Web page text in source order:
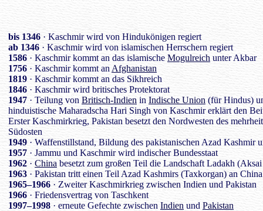
bis 1346 · Kaschmir wird von Hindukönigen regiert
ab 1346 · Kaschmir wird von islamischen Herrschern regiert
1586 · Kaschmir kommt an das islamische Mogulreich unter Akbar
1756 · Kaschmir kommt an Afghanistan
1819 · Kaschmir kommt an das Sikhreich
1846 · Kaschmir wird britisches Protektorat
1947 · Teilung von Britisch-Indien in Indische Union (für Hindus)
hinduistische Maharadscha Hari Singh von Kaschmir erklärt den
Erster Kaschmirkrieg, Pakistan besetzt den Nordwesten des
Südosten
1949 · Waffenstillstand, Bildung des pakistanischen Azad Kashmir
1957 · Jammu und Kaschmir wird indischer Bundesstaat
1962 · China besetzt zum großen Teil die Landschaft Ladakh
1963 · Pakistan tritt einen Teil Azad Kashmirs (Taxkorgan) an
1965–1966 · Zweiter Kaschmirkrieg zwischen Indien und Pakistan
1966 · Friedensvertrag von Taschkent
1997–1998 · erneute Gefechte zwischen Indien und Pakistan